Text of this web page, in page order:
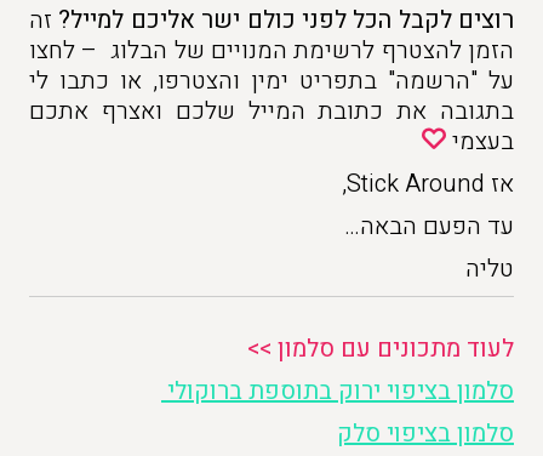
רוצים לקבל הכל לפני כולם ישר אליכם למייל? זה
הזמן להצטרף לרשימת המנויים של הבלוג – לחצו
על "הרשמה" בתפריט ימין והצטרפו, או כתבו לי
בתגובה את כתובת המייל שלכם ואצרף אתכם
בעצמי
אז Stick Around,
עד הפעם הבאה…
טליה
לעוד מתכונים עם סלמון >>
סלמון בציפוי ירוק בתוספת ברוקולי
סלמון בציפוי סלק